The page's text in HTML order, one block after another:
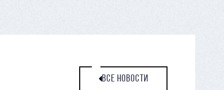
ВСЕ НОВОСТИ